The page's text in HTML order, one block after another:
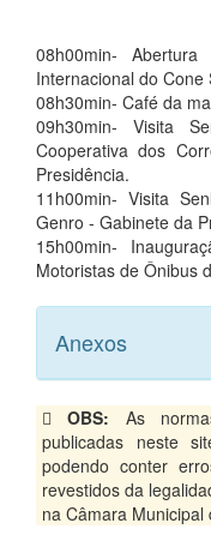
08h00min-
Internacional do
08h30min- Café da
09h30min- Visita
Cooperativa dos
Presidência.
11h00min- Visita
Genro - Gabinete da
15h00min-
Motoristas de Ônibus
Anexos
OBS: As
publicadas neste
podendo conter
revestidos da
na Câmara Municipal